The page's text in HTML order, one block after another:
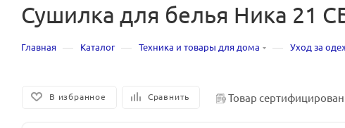
Сушилка для белья Ника 21
Главная — Каталог — Техника и товары для дома — Уход за
В избранное Сравнить Товар сертифицирован